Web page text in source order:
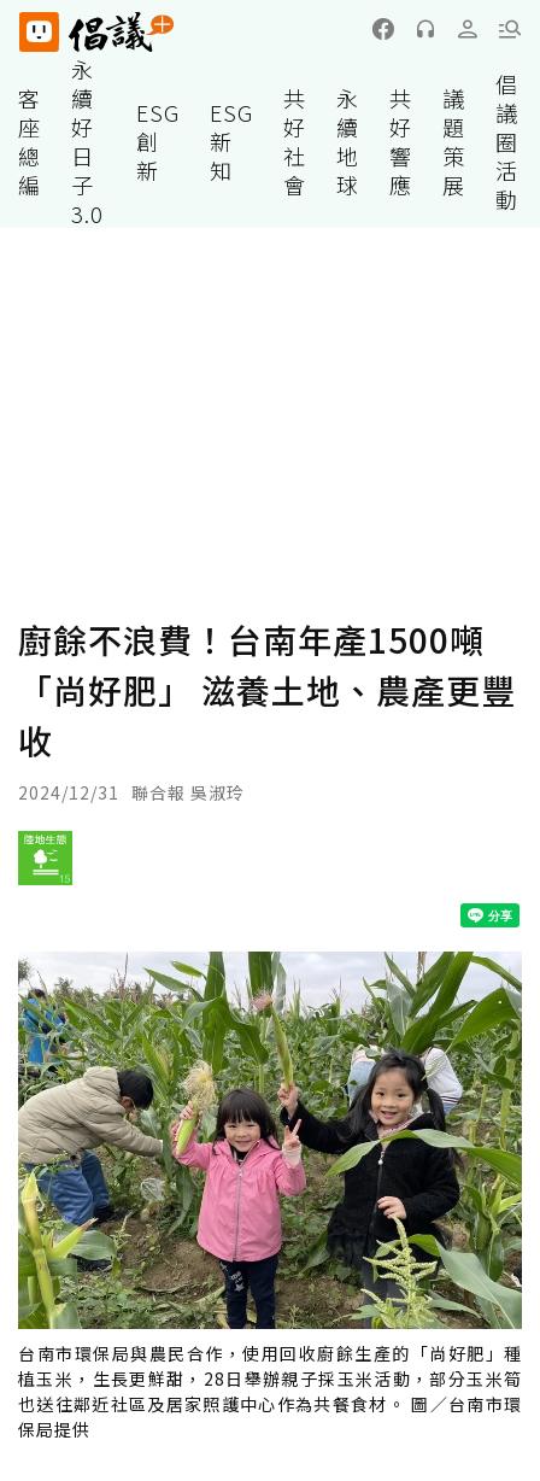
客
座
總
編
永
續
好
日
子
3.0
ESG
創
新
ESG
新
知
共
好
社
會
永
續
地
球
共
好
響
應
議
題
策
展
倡
議
圈
活
動
廚餘不浪費！台南年產1500噸
「尚好肥」 滋養土地、農產更豐
收
2024/12/31 聯合報 吳淑玲
台南市環保局與農民合作，使用回收廚餘生產的「尚好肥」種
植玉米，生長更鮮甜，28日舉辦親子採玉米活動，部分玉米筍
也送往鄰近社區及居家照護中心作為共餐食材。 圖／台南市環
保局提供